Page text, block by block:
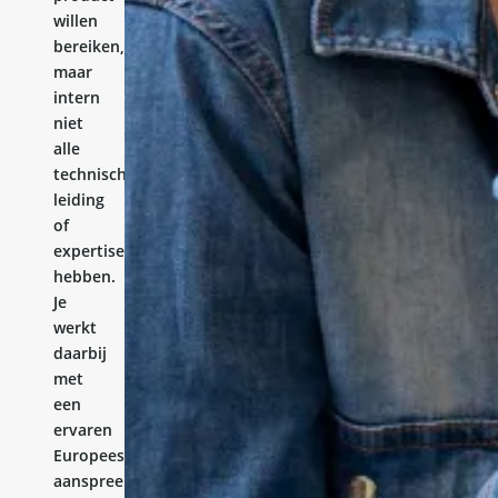
willen
bereiken,
maar
intern
niet
alle
technische
leiding
of
expertise
hebben.
Je
werkt
daarbij
met
een
ervaren
Europees
aanspreekpunt.